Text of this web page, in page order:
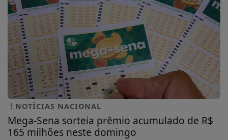
NOTÍCIAS NACIONAL
Mega-Sena sorteia prêmio acumulado de R$
165 milhões neste domingo